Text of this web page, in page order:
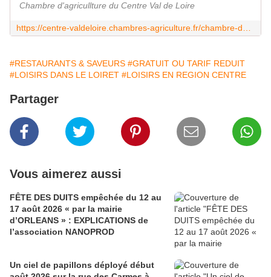
Chambre d'agricullture du Centre Val de Loire
#RESTAURANTS & SAVEURS #GRATUIT OU TARIF REDUIT
#LOISIRS DANS LE LOIRET #LOISIRS EN REGION CENTRE
Partager
Vous aimerez aussi
FÊTE DES DUITS empêchée du 12 au
17 août 2026 « par la mairie
d’ORLEANS » : EXPLICATIONS de
l’association NANOPROD
Un ciel de papillons déployé début